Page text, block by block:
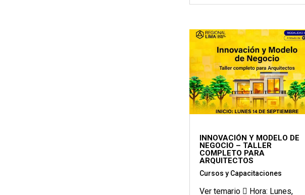
INNOVACIÓN Y MODELO DE
NEGOCIO – TALLER
COMPLETO PARA
ARQUITECTOS
Cursos y Capacitaciones
Ver temario  Hora: Lunes,